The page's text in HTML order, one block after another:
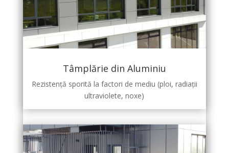
Tâmplărie din Aluminiu
Rezistență sporită la factori de mediu (ploi, radiații
ultraviolete, noxe)